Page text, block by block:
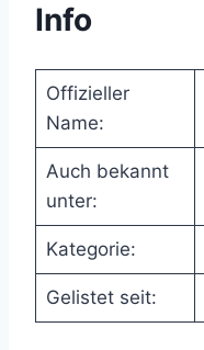
Info
Offizieller
Name:
Auch bekannt
unter:
Kategorie:
Gelistet seit: